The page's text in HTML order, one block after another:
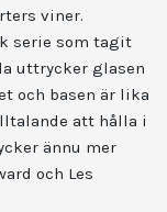
viner.
serie som tagit
uttrycker glasen
och basen är lika
att hålla i
ännu mer
och Les